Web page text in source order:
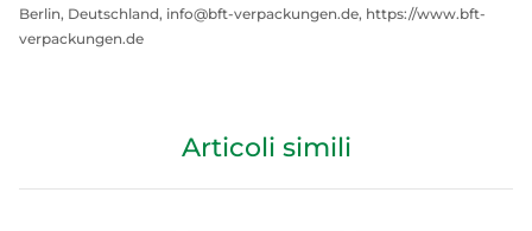
Berlin, Deutschland, info@bft-verpackungen.de, https://www.bft-
verpackungen.de
Articoli simili